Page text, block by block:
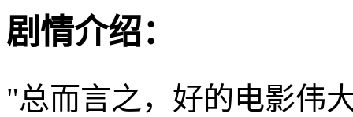
剧情介绍：
"总而言之，好的电影伟